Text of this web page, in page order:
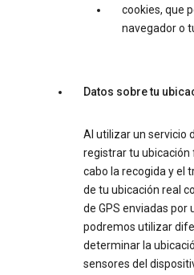
cookies, que
navegador o
Datos sobre tu
Al utilizar un servicio
registrar tu ubicación
cabo la recogida y el
de tu ubicación real
de GPS enviadas por
podremos utilizar
determinar la
sensores del